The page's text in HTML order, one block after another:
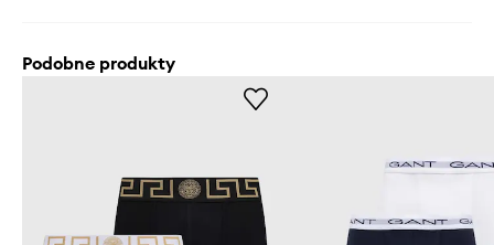
Podobne produkty